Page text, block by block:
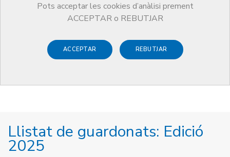
Pots acceptar les cookies d’anàlisi prement
ACCEPTAR o REBUTJAR
ACCEPTAR REBUTJAR
Premis Edició 2025
Llistat de guardonats: Edició
2025